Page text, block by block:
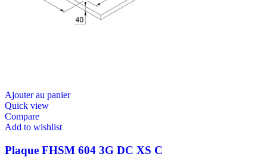
Ajouter au panier
Quick view
Compare
Add to wishlist
Plaque FHSM 604 3G DC XS C